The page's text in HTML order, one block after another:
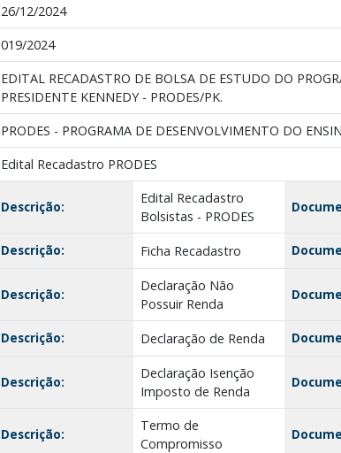
26/12/2024
019/2024
EDITAL RECADASTRO DE BOLSA DE ESTUDO DO
PRESIDENTE KENNEDY - PRODES/PK.
PRODES - PROGRAMA DE DESENVOLVIMENTO DO
Edital Recadastro PRODES
Descrição:
Edital Recadastro
Bolsistas - PRODES
Descrição: Ficha Recadastro
Descrição:
Declaração Não
Possuir Renda
Descrição: Declaração de Renda
Descrição:
Declaração Isenção
Imposto de Renda
Descrição:
Termo de
Compromisso